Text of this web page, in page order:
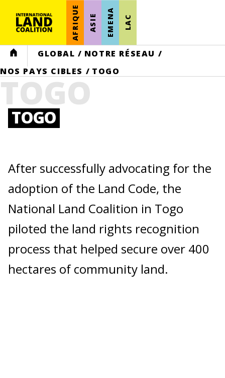
AFRIQUE ASIE EMENA LAC
HOME GLOBAL / NOTRE RÉSEAU /
NOS PAYS CIBLES / TOGO
TOGO
TOGO
After successfully advocating for the
adoption of the Land Code, the
National Land Coalition in Togo
piloted the land rights recognition
process that helped secure over 400
hectares of community land.